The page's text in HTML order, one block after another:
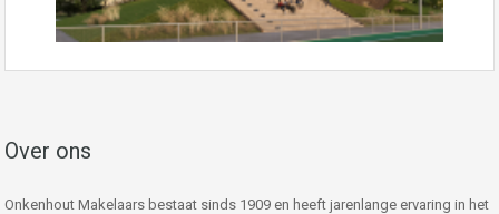
Over ons
Onkenhout Makelaars bestaat sinds 1909 en heeft jarenlange ervaring in het